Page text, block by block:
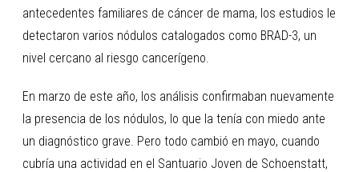
antecedentes familiares de cáncer de mama, los estudios le
detectaron varios nódulos catalogados como BRAD-3, un
nivel cercano al riesgo cancerígeno.
En marzo de este año, los análisis confirmaban nuevamente
la presencia de los nódulos, lo que la tenía con miedo ante
un diagnóstico grave. Pero todo cambió en mayo, cuando
cubría una actividad en el Santuario Joven de Schoenstatt,